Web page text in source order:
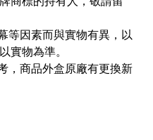
等因素而與實物有異，以
實物為準。
，商品外盒原廠有更換新